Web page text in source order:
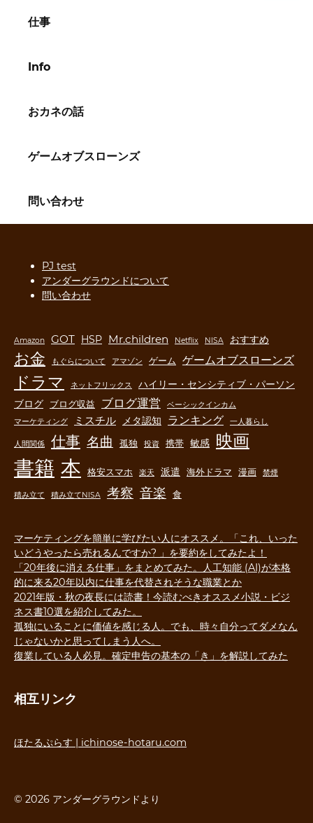
仕事
Info
おカネの話
ゲームオブスローンズ
問い合わせ
PJ test
アンダーグラウンドについて
問い合わせ
Amazon GOT HSP Mr.children Netflix NISA おすすめ
お金 もぐらについて アマゾン ゲーム ゲームオブスローンズ
ドラマ ネットフリックス
ハイリー・センシティブ・パーソン
ブログ
ブログ収益 ブログ運営
ベーシックインカム
マーケティング
ミスチル メタ認知 ランキング 一人暮らし
人間関係 仕事 名曲 孤独 投資 携帯 敏感 映画
書籍 本 格安スマホ 楽天 派遣 海外ドラマ 漫画 禁煙
積み立て 積み立てNISA 考察 音楽 食
マーケティングを簡単に学びたい人にオススメ。「これ、いった
いどうやったら売れるんですか? 」を要約をしてみたよ！
「20年後に消える仕事」をまとめてみた。人工知能 (AI)が本格
的に来る20年以内に仕事を代替されそうな職業とか
2021年版・秋の夜長には読書！今読むべきオススメ小説・ビジ
ネス書10選を紹介してみた。
孤独にいることに価値を感じる人。でも、時々自分ってダメなん
じゃないかと思ってしまう人へ。
復業している人必見。確定申告の基本の「き」を解説してみた
相互リンク
ほたるぷらす | ichinose-hotaru.com
© 2026 アンダーグラウンドより